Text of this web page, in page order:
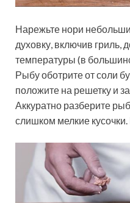
Нарежьте нори
духовку, включив гриль,
температуры (в
Рыбу оботрите от соли
положите на решетку и
Аккуратно разберите
слишком мелкие